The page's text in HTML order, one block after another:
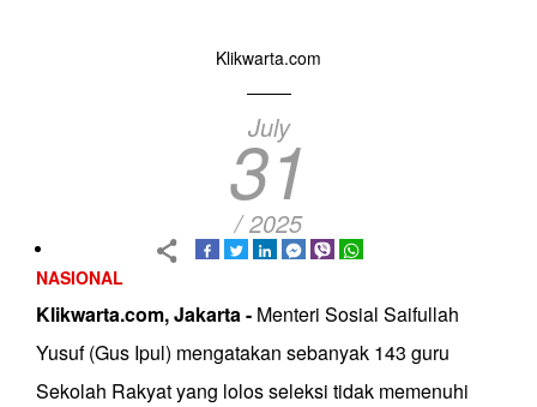
Klikwarta.com
July
31
/ 2025
NASIONAL
Klikwarta.com, Jakarta - Menteri Sosial Saifullah
Yusuf (Gus Ipul) mengatakan sebanyak 143 guru
Sekolah Rakyat yang lolos seleksi tidak memenuhi